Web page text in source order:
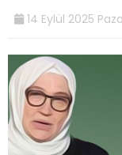
14 Eylül 2025